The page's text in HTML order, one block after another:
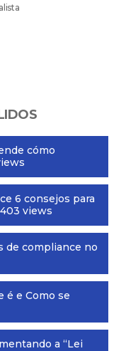
cómo
6 consejos para
views
de compliance no
é e Como se
a “Lei